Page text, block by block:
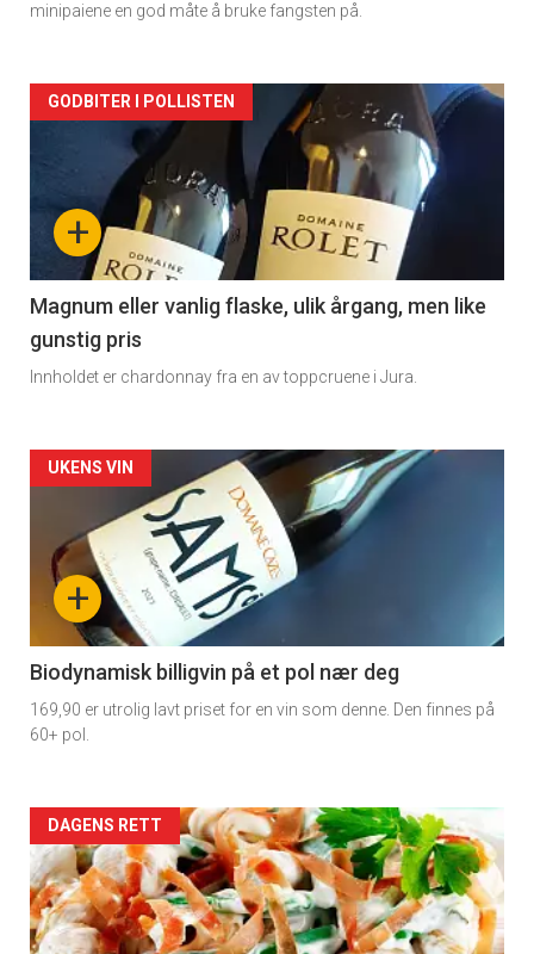
minipaiene en god måte å bruke fangsten på.
Forsiden
akkurat
nå
3
+
GODBITER I POLLISTEN
Magnum eller vanlig flaske, ulik årgang, men like
gunstig pris
Innholdet er chardonnay fra en av toppcruene i Jura.
Forsiden
akkurat
nå
4
+
UKENS VIN
Biodynamisk billigvin på et pol nær deg
169,90 er utrolig lavt priset for en vin som denne. Den finnes på
60+ pol.
Forsiden
akkurat
nå
DAGENS RETT